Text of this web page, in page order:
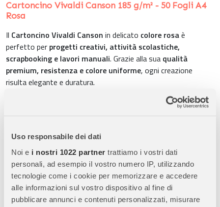
Uso responsabile dei dati
Noi e i nostri 1022 partner trattiamo i vostri dati
personali, ad esempio il vostro numero IP, utilizzando
tecnologie come i cookie per memorizzare e accedere
alle informazioni sul vostro dispositivo al fine di
pubblicare annunci e contenuti personalizzati, misurare
Cartoncino Vivaldi Canson 185 g/m² - 50 Fogli A4
Rosa
Il Cartoncino Vivaldi Canson in delicato colore rosaè
perfetto per progetti creativi, attività scolastiche,
scrapbooking e lavori manuali. Grazie alla sua qualità
premium, resistenza e colore uniforme, ogni creazione
risulta elegante e duratura.
Formato A4 (21x29,7 cm):Ampia superficie per
collage e creazioni artistiche
Peso 185 g/m²:Cartoncino robusto e resistente, ideale per
manipolazioni frequenti e lavori duraturi.
Colore rosa uniforme:Colorazione in massa perresa intensa
e duratura.